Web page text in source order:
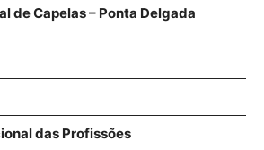
de Capelas – Ponta Delgada
das Profissões